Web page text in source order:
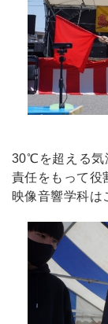
30℃を超える気
責任をもって役
映像音響学科は